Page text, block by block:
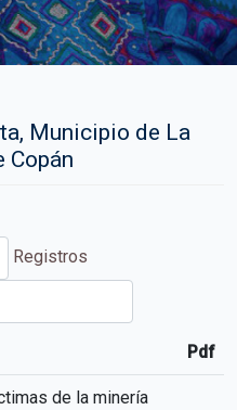
Municipio de La
Copán
Registros
Pdf
de la minería